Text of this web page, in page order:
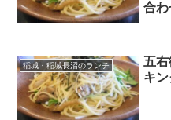
合わ
稲城・稲城長沼のランチ
五
キン